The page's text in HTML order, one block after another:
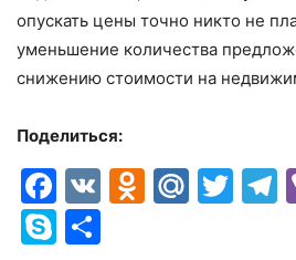
опускать цены точно никто не
уменьшение количества
снижению стоимости на
Поделиться:
Facebook
VK
Skype